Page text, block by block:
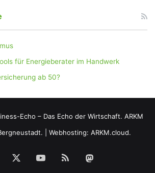
für Energieberater im Handwerk
ab 50?
Echo – Das Echo der Wirtschaft. ARKM
Webhosting: ARKM.cloud.
Facebook YouTubeRSS